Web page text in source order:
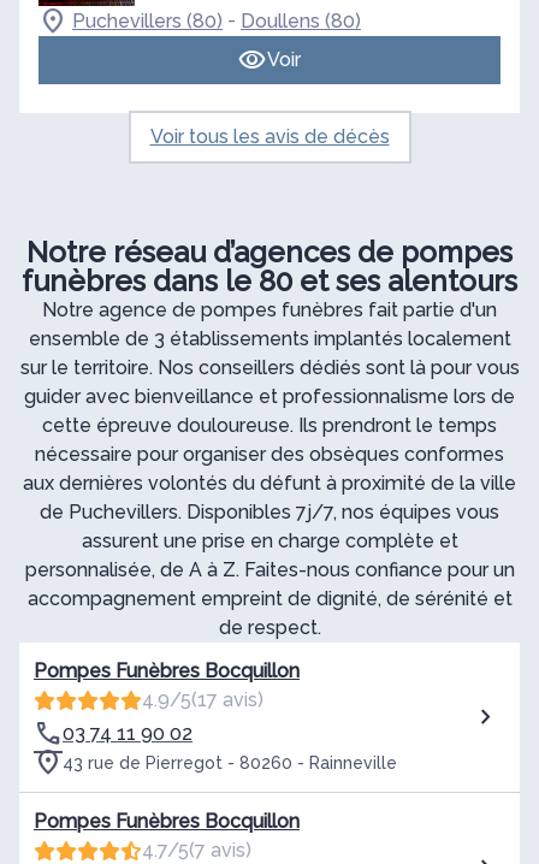
Puchevillers (80) - Doullens (80)
Voir
Voir tous les avis de décès
Notre réseau d’agences de pompes
funèbres dans le 80 et ses alentours
Notre agence de pompes funèbres fait partie d'un
ensemble de 3 établissements implantés localement
sur le territoire. Nos conseillers dédiés sont là pour vous
guider avec bienveillance et professionnalisme lors de
cette épreuve douloureuse. Ils prendront le temps
nécessaire pour organiser des obsèques conformes
aux dernières volontés du défunt à proximité de la ville
de Puchevillers. Disponibles 7j/7, nos équipes vous
assurent une prise en charge complète et
personnalisée, de A à Z. Faites-nous confiance pour un
accompagnement empreint de dignité, de sérénité et
de respect.
Pompes Funèbres Bocquillon
4.9/5(17 avis)
03 74 11 90 02
43 rue de Pierregot - 80260 - Rainneville
Pompes Funèbres Bocquillon
4.7/5(7 avis)